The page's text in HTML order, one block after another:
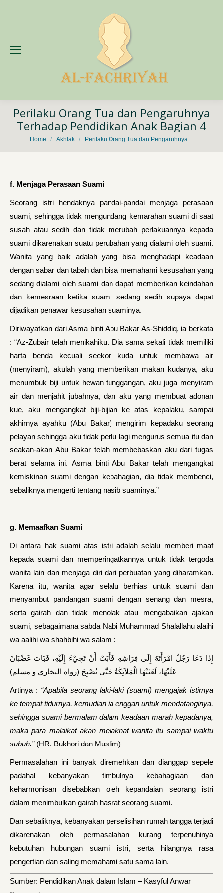
Perilaku Orang Tua dan Pengaruhnya
Terhadap Pendidikan Anak Bagian 4
You are here:
Home Akhlak Perilaku Orang Tua dan Pengaruhnya…
f. Menjaga Perasaan Suami
Seorang istri hendaknya pandai-pandai menjaga perasaan
suami, sehingga tidak mengundang kemarahan suami di saat
susah atau sedih dan tidak merubah perlakuannya kepada
suami dikarenakan suatu perubahan yang dialami oleh suami.
Wanita yang baik adalah yang bisa menghadapi keadaan
dengan sabar dan tabah dan bisa memahami kesusahan yang
sedang dialami oleh suami dan dapat memberikan keindahan
dan kemesraan ketika suami sedang sedih supaya dapat
dijadikan penawar kesusahan suaminya.
Diriwayatkan dari Asma binti Abu Bakar As-Shiddiq, ia berkata
: “Az-Zubair telah menikahiku. Dia sama sekali tidak memiliki
harta benda kecuali seekor kuda untuk membawa air
(menyiram), akulah yang memberikan makan kudanya, aku
menumbuk biji untuk hewan tunggangan, aku juga menyiram
air dan menjahit jubahnya, dan aku yang membuat adonan
kue, aku mengangkat biji-bijian ke atas kepalaku, sampai
akhirnya ayahku (Abu Bakar) mengirim kepadaku seorang
pelayan sehingga aku tidak perlu lagi mengurus semua itu dan
seakan-akan Abu Bakar telah membebaskan aku dari tugas
berat selama ini. Asma binti Abu Bakar telah mengangkat
kemiskinan suami dengan kebahagian, dia tidak membenci,
sebaliknya mengerti tentang nasib suaminya.”
g. Memaafkan Suami
Di antara hak suami atas istri adalah selalu memberi maaf
kepada suami dan memperingatkannya untuk tidak tergoda
wanita lain dan menjaga diri dari perbuatan yang diharamkan.
Karena itu, wanita agar selalu berhias untuk suami dan
menyambut pandangan suami dengan senang dan mesra,
serta gairah dan tidak menolak atau mengabaikan ajakan
suami, sebagaimana sabda Nabi Muhammad Shalallahu alaihi
wa aalihi wa shahbihi wa salam :
إِذَا دَعَا رَجُلٌ امْرَأَتَهُ إِلَى فِرَاشِهِ فَأَبَتْ أَنْ تَجِيْءَ إِلَيْهِ، فَبَاتَ غَضْبَانَ
عَلَيْهَا، لَعَنَتْهَا الْمَلاَئِكَةُ حَتَّى تُصْبِحَ (رواه البخاري و مسلم)
Artinya : “Apabila seorang laki-laki (suami) mengajak istirnya
ke tempat tidurnya, kemudian ia enggan untuk mendatanginya,
sehingga suami bermalam dalam keadaan marah kepadanya,
maka para malaikat akan melaknat wanita itu sampai waktu
subuh.”(HR. Bukhori dan Muslim)
Permasalahan ini banyak diremehkan dan dianggap sepele
padahal kebanyakan timbulnya kebahagiaan dan
keharmonisan disebabkan oleh kepandaian seorang istri
dalam menimbulkan gairah hasrat seorang suami.
Dan sebaliknya, kebanyakan perselisihan rumah tangga terjadi
dikarenakan oleh permasalahan kurang terpenuhinya
kebutuhan hubungan suami istri, serta hilangnya rasa
pengertian dan saling memahami satu sama lain.
Sumber: Pendidikan Anak dalam Islam – Kasyful Anwar